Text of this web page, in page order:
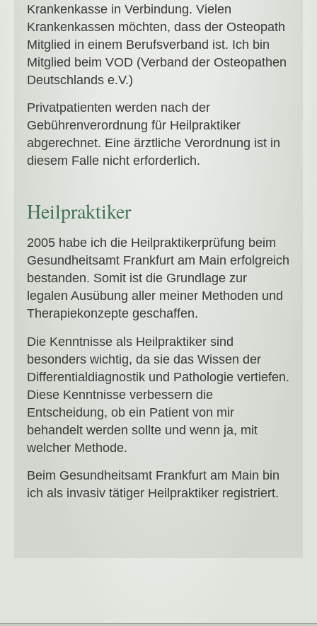
Krankenkasse in Verbindung. Vielen
Krankenkassen möchten, dass der Osteopath
Mitglied in einem Berufsverband ist. Ich bin
Mitglied beim VOD (Verband der Osteopathen
Deutschlands e.V.)
Privatpatienten werden nach der
Gebührenverordnung für Heilpraktiker
abgerechnet. Eine ärztliche Verordnung ist in
diesem Falle nicht erforderlich.
Heilpraktiker
2005 habe ich die Heilpraktikerprüfung beim
Gesundheitsamt Frankfurt am Main erfolgreich
bestanden. Somit ist die Grundlage zur
legalen Ausübung aller meiner Methoden und
Therapiekonzepte geschaffen.
Die Kenntnisse als Heilpraktiker sind
besonders wichtig, da sie das Wissen der
Differentialdiagnostik und Pathologie vertiefen.
Diese Kenntnisse verbessern die
Entscheidung, ob ein Patient von mir
behandelt werden sollte und wenn ja, mit
welcher Methode.
Beim Gesundheitsamt Frankfurt am Main bin
ich als invasiv tätiger Heilpraktiker registriert.